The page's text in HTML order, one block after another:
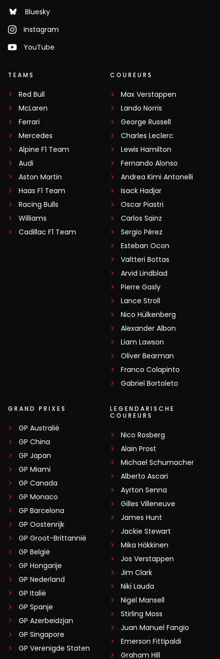
Bluesky
Instagram
YouTube
TEAMS
Red Bull
McLaren
Ferrari
Mercedes
Alpine F1 Team
Audi
Aston Martin
Haas F1 Team
Racing Bulls
Williams
Cadillac F1 Team
COUREURS
Max Verstappen
Lando Norris
George Russell
Charles Leclerc
Lewis Hamilton
Fernando Alonso
Andrea Kimi Antonelli
Isack Hadjar
Oscar Piastri
Carlos Sainz
Sergio Pérez
Esteban Ocon
Valtteri Bottas
Arvid Lindblad
Pierre Gasly
Lance Stroll
Nico Hülkenberg
Alexander Albon
Liam Lawson
Oliver Bearman
Franco Colapinto
Gabriel Bortoleto
GRAND PRIXES
GP Australië
GP China
GP Japan
GP Miami
GP Canada
GP Monaco
GP Barcelona
GP Oostenrijk
GP Groot-Brittannië
GP België
GP Hongarije
GP Nederland
GP Italië
GP Spanje
GP Azerbeidzjan
GP Singapore
GP Verenigde Staten
LEGENDARISCHE
COUREURS
Nico Rosberg
Alain Prost
Michael Schumacher
Alberto Ascari
Ayrton Senna
Gilles Villeneuve
James Hunt
Jackie Stewart
Mika Häkkinen
Jos Verstappen
Jim Clark
Niki Lauda
Nigel Mansell
Stirling Moss
Juan Manuel Fangio
Emerson Fittipaldi
Graham Hill